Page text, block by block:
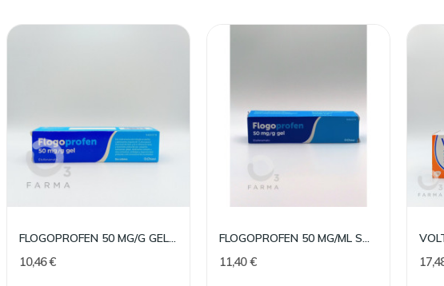
¿Eliminar el cambio de hora?
Por qué mantenerlo mejora tu
Cada año vuelve el debate: ¿tiene
Astenia otoñal: qué es, por qué
ocurre y cómo combatir el
¿Te notas más cansado, con menos
FLOGOPROFEN 50 MG/G GEL TOPICO 60 G
10,46 €
FLOGOPROFEN 50 MG/ML SOLUCION TOPICA 100 ML
11,40 €